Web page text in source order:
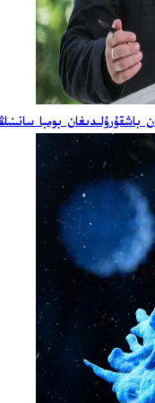
بومبا سانىنىڭ